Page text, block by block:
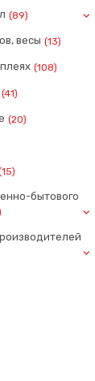
(89)
весы (13)
(108)
(41)
(20)
бытового